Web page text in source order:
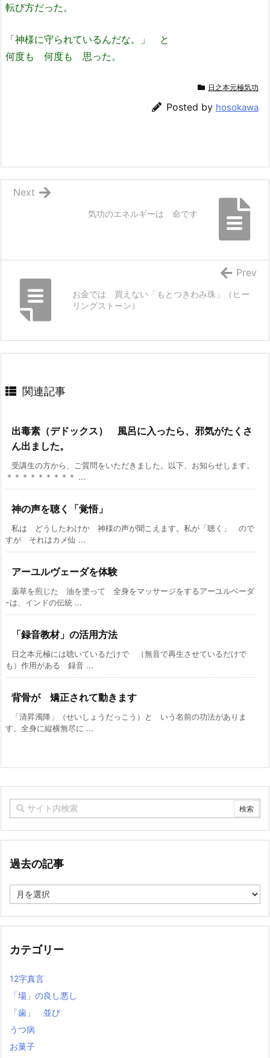
転び方だった。
「神様に守られているんだな。」 と
何度も 何度も 思った。
日之本元極気功
Posted by hosokawa
気功のエネルギーは 命です
Next
お金では 買えない「もとつきわみ珠」（ヒー
リングストーン）
Prev
関連記事
出毒素（デドックス） 風呂に入ったら、邪気がたくさ
ん出ました。
受講生の方から、ご質問をいただきました。以下、お知らせします。
＊＊＊＊＊＊＊＊＊ ...
神の声を聴く「覚悟」
私は どうしたわけか 神様の声が聞こえます。私が「聴く」 ので
すが それはカメ仙 ...
アーユルヴェーダを体験
薬草を煎じた 油を塗って 全身をマッサージをするアーユルベーダ
ｰは、インドの伝統 ...
「録音教材」の活用方法
日之本元極には聴いているだけで （無音で再生させているだけで
も）作用がある 録音 ...
背骨が 矯正されて動きます
「清昇濁降」（せいしょうだっこう）と いう名前の功法がありま
す。全身に縦横無尽に ...
過去の記事
去
記
カテゴリー
12字真言
「場」の良し悪し
「歯」 並び
うつ病
お菓子